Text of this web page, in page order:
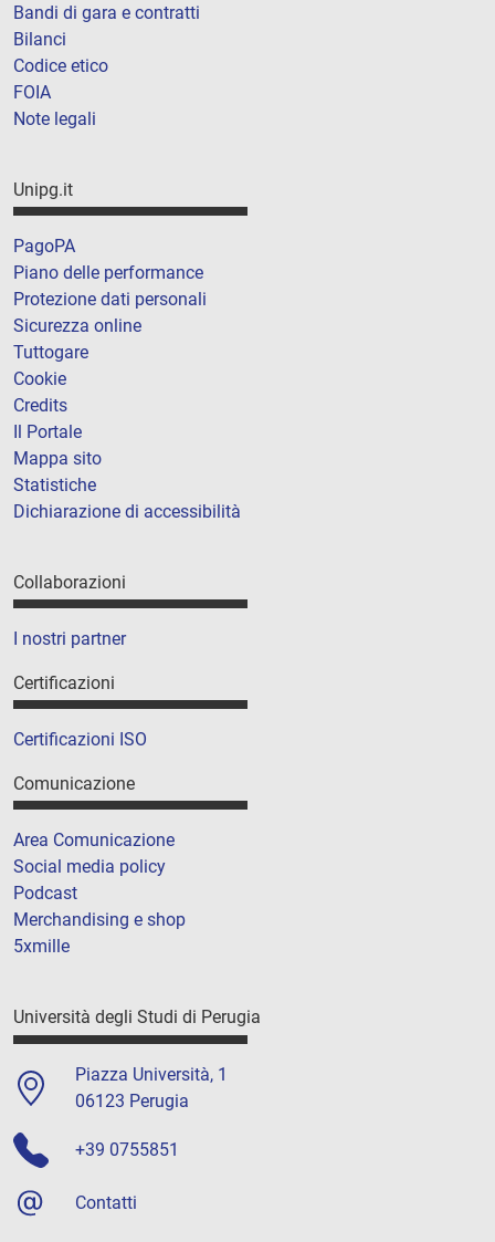
Bandi di gara e contratti
Bilanci
Codice etico
FOIA
Note legali
Unipg.it
PagoPA
Piano delle performance
Protezione dati personali
Sicurezza online
Tuttogare
Cookie
Credits
Il Portale
Mappa sito
Statistiche
Dichiarazione di accessibilità
Collaborazioni
I nostri partner
Certificazioni
Certificazioni ISO
Comunicazione
Area Comunicazione
Social media policy
Podcast
Merchandising e shop
5xmille
Università degli Studi di Perugia
Piazza Università, 1
06123 Perugia
+39 0755851
Contatti